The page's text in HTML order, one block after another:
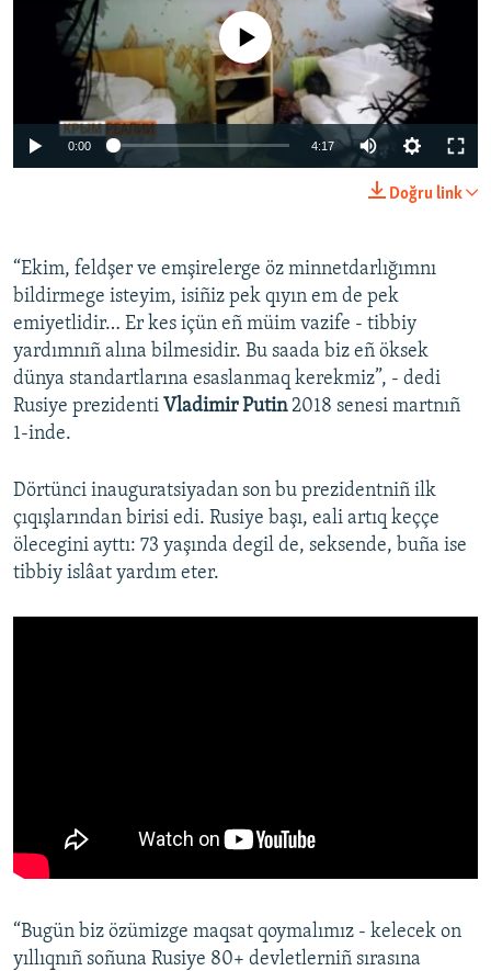
No media source currently available
0:00 4:17
Doğru link
“Ekim, feldşer ve emşirelerge öz minnetdarlığımnı
bildirmege isteyim, isiñiz pek qıyın em de pek
emiyetlidir… Er kes içün eñ müim vazife - tibbiy
yardımnıñ alına bilmesidir. Bu saada biz eñ öksek
dünya standartlarına esaslanmaq kerekmiz”, - dedi
Rusiye prezidenti Vladimir Putin2018 senesi martnıñ
1-inde.
Dörtünci inauguratsiyadan son bu prezidentniñ ilk
çıqışlarından birisi edi. Rusiye başı, eali artıq keççe
ölecegini ayttı: 73 yaşında degil de, seksende, buña ise
tibbiy islâat yardım eter.
“Bugün biz özümizge maqsat qoymalımız - kelecek on
yıllıqnıñ soñuna Rusiye 80+ devletlerniñ sırasına